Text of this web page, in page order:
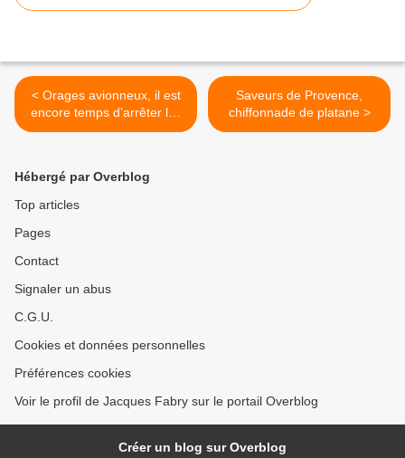
< Orages avionneux, il est
encore temps d’arrêter les
dégâts et d’éviter de
Saveurs de Provence,
chiffonnade de platane >
Hébergé par Overblog
Top articles
Pages
Contact
Signaler un abus
C.G.U.
Cookies et données personnelles
Préférences cookies
Voir le profil de Jacques Fabry sur le portail Overblog
Créer un blog sur Overblog